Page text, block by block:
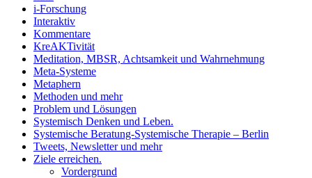
i-Forschung
Interaktiv
Kommentare
KreAKTivität
Meditation, MBSR, Achtsamkeit und Wahrnehmung
Meta-Systeme
Metaphern
Methoden und mehr
Problem und Lösungen
Systemisch Denken und Leben.
Systemische Beratung-Systemische Therapie – Berlin
Tweets, Newsletter und mehr
Ziele erreichen.
Vordergrund